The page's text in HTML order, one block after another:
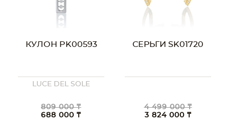
КУЛОН PK00593
LUCE DEL SOLE
809 000 ₸
688 000 ₸
СЕРЬГИ SK01720
4 499 000 ₸
3 824 000 ₸